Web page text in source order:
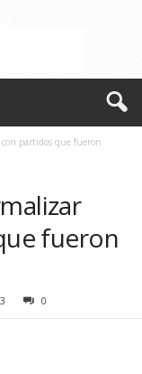
partidos que fueron
fueron
0